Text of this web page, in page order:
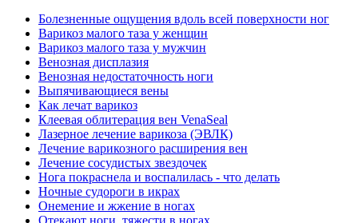
Болезненные ощущения вдоль всей поверхности ног
Варикоз малого таза у женщин
Варикоз малого таза у мужчин
Венозная дисплазия
Венозная недостаточность ноги
Выпячивающиеся вены
Как лечат варикоз
Клеевая облитерация вен VenaSeal
Лазерное лечение варикоза (ЭВЛК)
Лечение варикозного расширения вен
Лечение сосудистых звездочек
Нога покраснела и воспалилась - что делать
Ночные судороги в икрах
Онемение и жжение в ногах
Отекают ноги, тяжести в ногах